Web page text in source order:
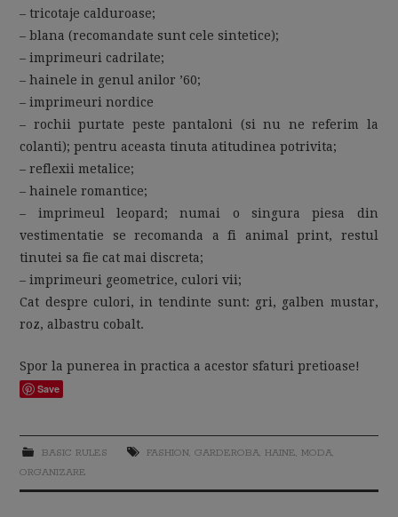
– tricotaje calduroase;
– blana (recomandate sunt cele sintetice);
– imprimeuri cadrilate;
– hainele in genul anilor ’60;
– imprimeuri nordice
– rochii purtate peste pantaloni (si nu ne referim la
colanti); pentru aceasta tinuta atitudinea potrivita;
– reflexii metalice;
– hainele romantice;
– imprimeul leopard; numai o singura piesa din
vestimentatie se recomanda a fi animal print, restul
tinutei sa fie cat mai discreta;
– imprimeuri geometrice, culori vii;
Cat despre culori, in tendinte sunt: gri, galben mustar,
roz, albastru cobalt.
Spor la punerea in practica a acestor sfaturi pretioase!
Save
BASIC RULES FASHION, GARDEROBA, HAINE, MODA,
ORGANIZARE